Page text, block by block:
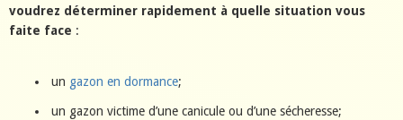
voudrez déterminer rapidement à quelle situation vous
faite face :
un gazon en dormance;
un gazon victime d’une canicule ou d’une sécheresse;